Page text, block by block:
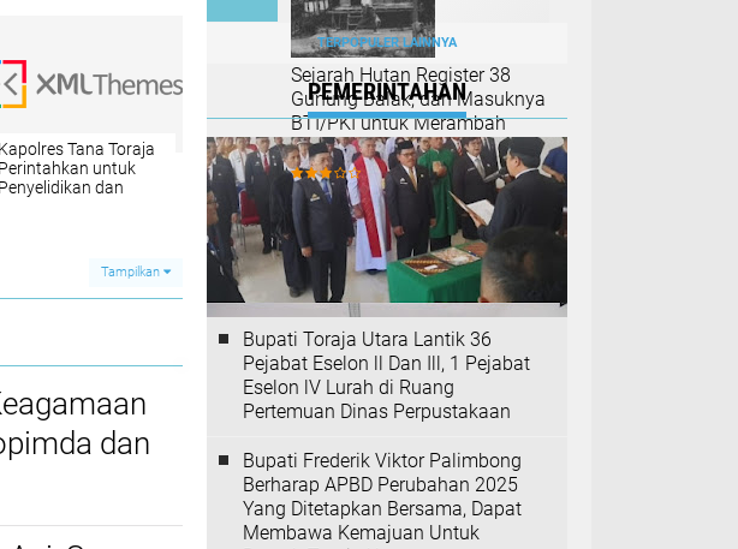
Kapolres Tana Toraja
Perintahkan untuk
Penyelidikan dan
BonggakaradengTampilkan
dan
Sejarah Hutan Register 38
Gunung Balak, dan Masuknya
BTI/PKI untuk Merambah
(Bagian I)
TERPOPULER LAINNYA
PEMERINTAHAN
Bupati Toraja Utara Lantik 36
Pejabat Eselon ll Dan Ill, 1 Pejabat
Eselon lV Lurah di Ruang
Pertemuan Dinas Perpustakaan
Bupati Frederik Viktor Palimbong
Berharap APBD Perubahan 2025
Yang Ditetapkan Bersama, Dapat
Membawa Kemajuan Untuk